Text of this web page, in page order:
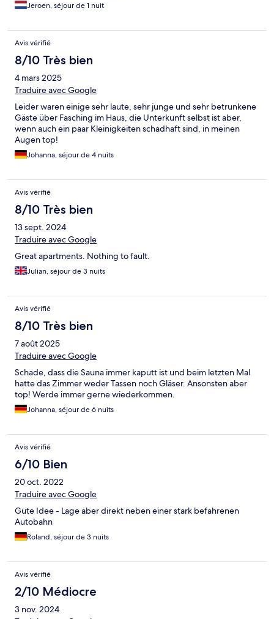
Jeroen, séjour de 1 nuit
Avis vérifié
8/10 Très bien
4 mars 2025
Traduire avec Google
Leider waren einige sehr laute, sehr junge und sehr betrunkene
Gäste über Fasching im Haus, die Unterkunft selbst ist aber,
wenn auch ein paar Kleinigkeiten schadhaft sind, in meinen
Augen top!
Johanna, séjour de 4 nuits
Avis vérifié
8/10 Très bien
13 sept. 2024
Traduire avec Google
Great apartments. Nothing to fault.
Julian, séjour de 3 nuits
Avis vérifié
8/10 Très bien
7 août 2025
Traduire avec Google
Schade, dass die Sauna immer kaputt ist und beim letzten Mal
hatte das Zimmer weder Tassen noch Gläser. Ansonsten aber
top! Werde immer gerne wiederkommen.
Johanna, séjour de 6 nuits
Avis vérifié
6/10 Bien
20 oct. 2022
Traduire avec Google
Gute Idee - Lage aber direkt neben einer stark befahrenen
Autobahn
Roland, séjour de 3 nuits
Avis vérifié
2/10 Médiocre
3 nov. 2024